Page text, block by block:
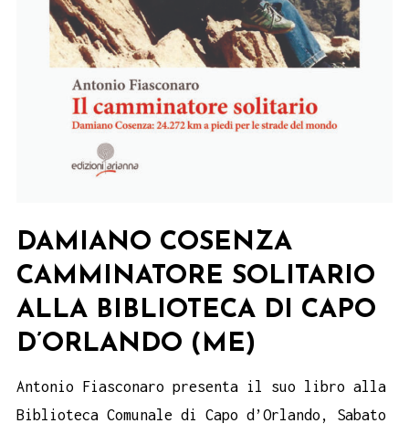
DAMIANO COSENZA
CAMMINATORE SOLITARIO
ALLA BIBLIOTECA DI CAPO
D’ORLANDO (ME)
Antonio Fiasconaro presenta il suo libro alla
Biblioteca Comunale di Capo d’Orlando, Sabato